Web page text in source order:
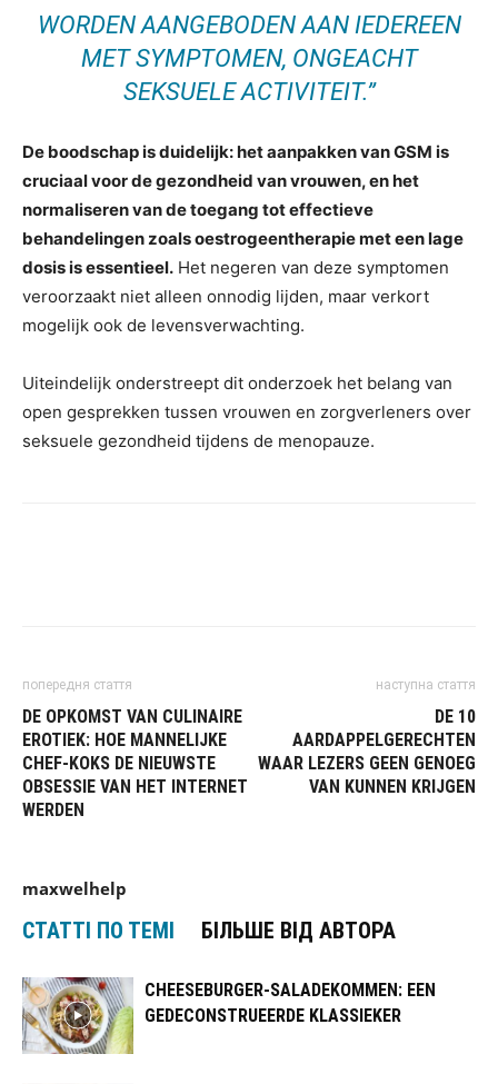
WORDEN AANGEBODEN AAN IEDEREEN
MET SYMPTOMEN, ONGEACHT
SEKSUELE ACTIVITEIT.”
De boodschap is duidelijk: het aanpakken van GSM is
cruciaal voor de gezondheid van vrouwen, en het
normaliseren van de toegang tot effectieve
behandelingen zoals oestrogeentherapie met een lage
dosis is essentieel. Het negeren van deze symptomen
veroorzaakt niet alleen onnodig lijden, maar verkort
mogelijk ook de levensverwachting.
Uiteindelijk onderstreept dit onderzoek het belang van
open gesprekken tussen vrouwen en zorgverleners over
seksuele gezondheid tijdens de menopauze.
попередня стаття
DE OPKOMST VAN CULINAIRE
EROTIEK: HOE MANNELIJKE
CHEF-KOKS DE NIEUWSTE
OBSESSIE VAN HET INTERNET
WERDEN
наступна стаття
DE 10
AARDAPPELGERECHTEN
WAAR LEZERS GEEN GENOEG
VAN KUNNEN KRIJGEN
maxwelhelp
СТАТТІ ПО ТЕМІ БІЛЬШЕ ВІД АВТОРА
CHEESEBURGER-SALADEKOMMEN: EEN
GEDECONSTRUEERDE KLASSIEKER